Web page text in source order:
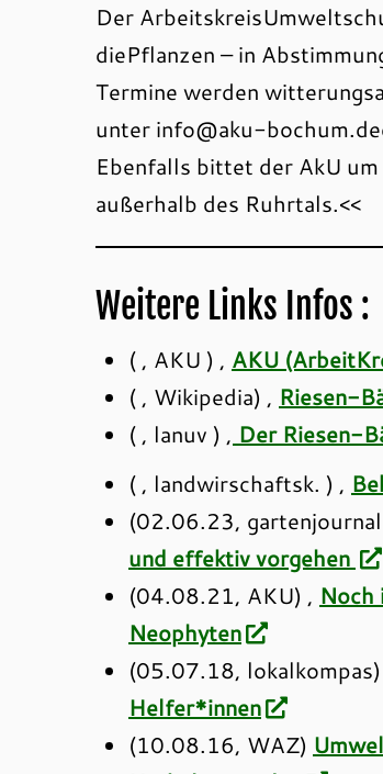
Der
diePflanzen – in
Termine werden
unter info@aku-
Ebenfalls bittet der AkU
außerhalb des Ruhrtals.<<
Weitere Links Infos :
( , AKU ) , AKU
( , Wikipedia) , Riesen-
( , lanuv ) , Der Riesen-
( , landwirschaftsk. ) ,
(02.06.23,
und effektiv vorgehen
(04.08.21, AKU) , Noch
Neophyten
(05.07.18,
Helfer*innen
(10.08.16, WAZ)